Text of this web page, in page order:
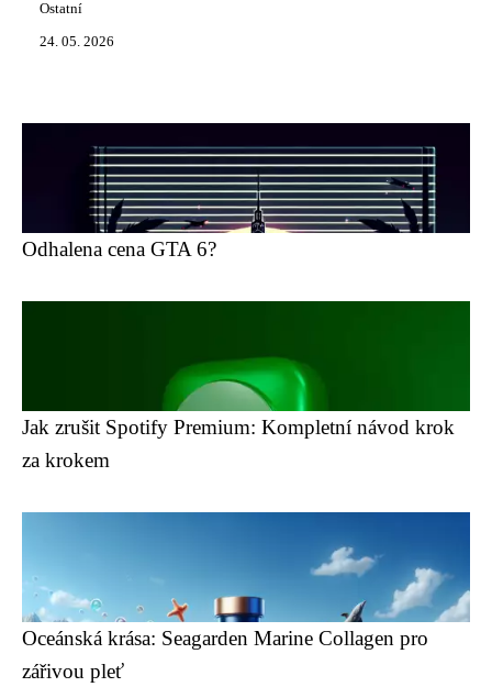
Ostatní
24. 05. 2026
Odhalena cena GTA 6?
Jak zrušit Spotify Premium: Kompletní návod krok
za krokem
Oceánská krása: Seagarden Marine Collagen pro
zářivou pleť